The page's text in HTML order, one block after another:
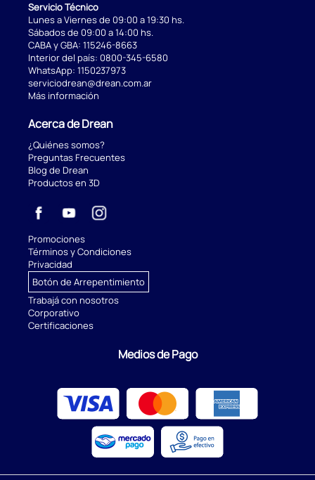
Servicio Técnico
Lunes a Viernes de 09:00 a 19:30 hs.
Sábados de 09:00 a 14:00 hs.
CABA y GBA: 115246-8663
Interior del país: 0800-345-6580
WhatsApp: 1150237973
serviciodrean@drean.com.ar
Más información
Acerca de Drean
¿Quiénes somos?
Preguntas Frecuentes
Blog de Drean
Productos en 3D
Promociones
Términos y Condiciones
Privacidad
Botón de Arrepentimiento
Trabajá con nosotros
Corporativo
Certificaciones
Medios de Pago